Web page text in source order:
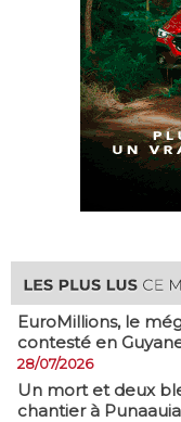
EuroMillions, ​le
contesté en
28/07/2026
​Un mort et deux
chantier à Punaauia